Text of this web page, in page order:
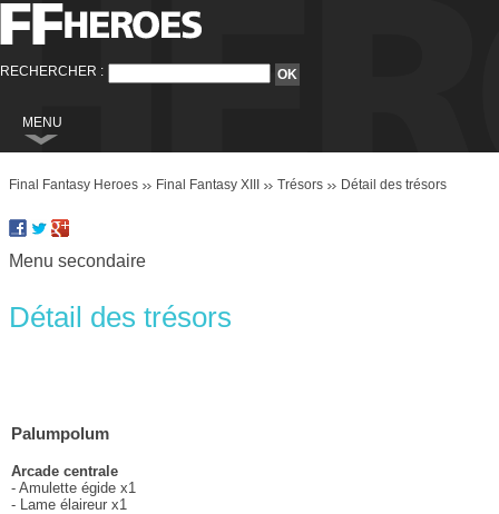
RECHERCHER :
MENU
Final Fantasy VIII
Final Fantasy X
Final Fantasy XIII
Final Fantasy XIII-2
Final Fantasy XIV
Final Fantasy Heroes Final Fantasy XIII Trésors Détail des trésors
Menu secondaire
Détail des trésors
Palumpolum
Arcade centrale
- Amulette égide x1
- Lame élaireur x1